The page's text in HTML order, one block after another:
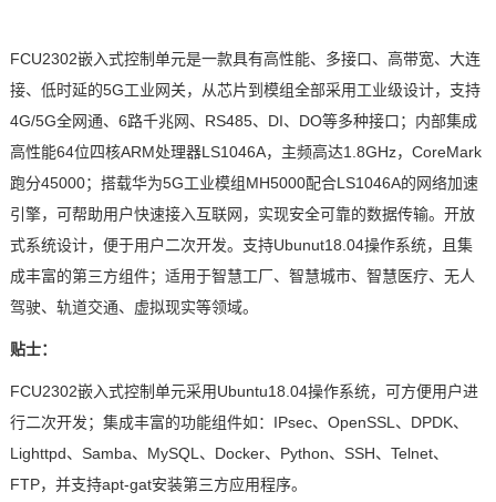
FCU2302嵌入式控制单元是一款具有高性能、多接口、高带宽、大连
接、低时延的5G工业网关，从芯片到模组全部采用工业级设计，支持
4G/5G全网通、6路千兆网、RS485、DI、DO等多种接口；内部集成
高性能64位四核ARM处理器LS1046A，主频高达1.8GHz，CoreMark
跑分45000；搭载华为5G工业模组MH5000配合LS1046A的网络加速
引擎，可帮助用户快速接入互联网，实现安全可靠的数据传输。开放
式系统设计，便于用户二次开发。支持Ubunut18.04操作系统，且集
成丰富的第三方组件；适用于智慧工厂、智慧城市、智慧医疗、无人
驾驶、轨道交通、虚拟现实等领域。
贴士：
FCU2302嵌入式控制单元采用Ubuntu18.04操作系统，可方便用户进
行二次开发；集成丰富的功能组件如： IPsec、 OpenSSL 、 DPDK、
Lighttpd、 Samba、 MySQL 、 Docker、 Python、 SSH、 Telnet、
FTP，并支持apt-gat安装第三方应用程序。